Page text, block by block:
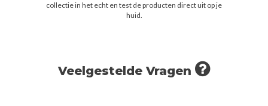
collectie in het echt en test de producten direct uit op je
huid.
Veelgestelde Vragen